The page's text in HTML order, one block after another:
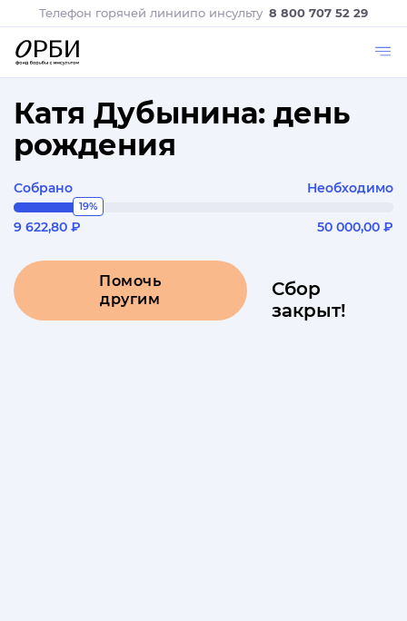
Телефон горячей линиипо инсульту 8 800 707 52 29
Катя Дубынина: день
рождения
Собрано Необходимо
19%
9 622,80 ₽ 50 000,00 ₽
Помочь
другим
Сбор
закрыт!